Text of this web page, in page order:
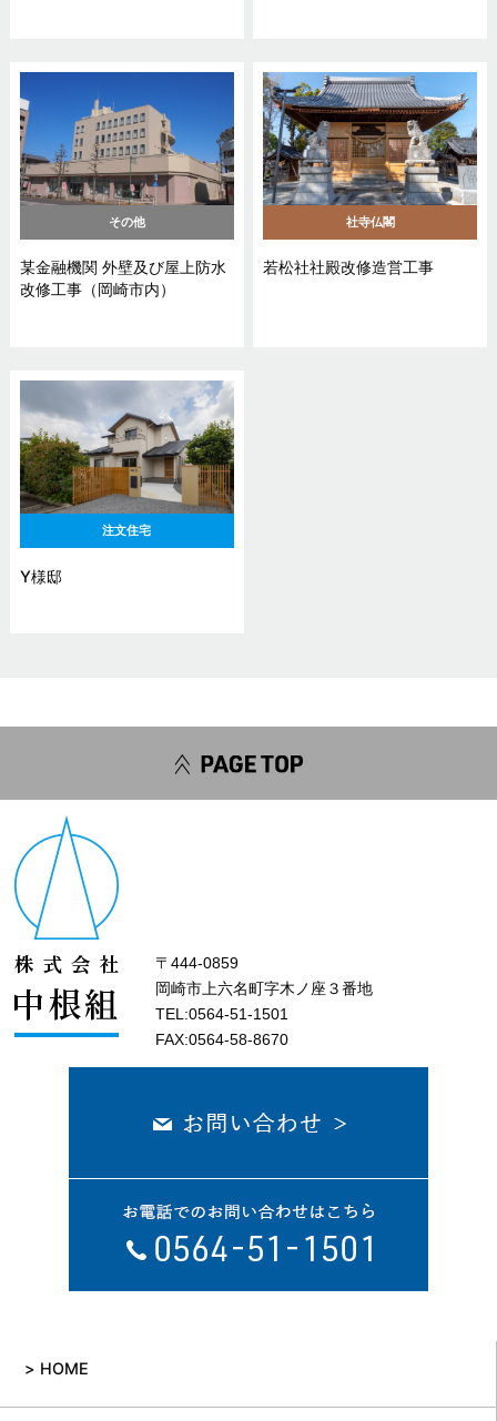
その他
某金融機関 外壁及び屋上防水
改修工事（岡崎市内）
社寺仏閣
若松社社殿改修造営工事
注文住宅
Y様邸
〒444-0859
岡崎市上六名町字木ノ座３番地
TEL:0564-51-1501
FAX:0564-58-8670
HOME